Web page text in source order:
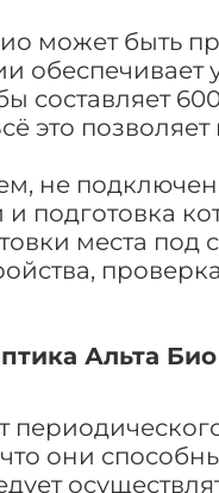
может быть
обеспечивает
это
не
подготовка
места
Альта
они